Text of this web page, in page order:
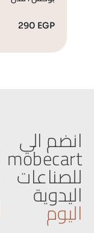
290 EGP
انضم الي
mobecart
للصناعات
اليدوية
اليوم